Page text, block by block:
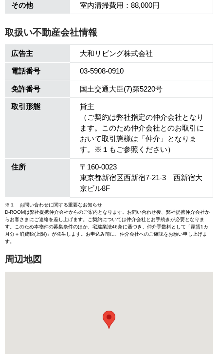
その他 室内清掃費用：88,000円
取扱い不動産会社情報
広告主 大和リビング株式会社
電話番号 03-5908-0910
免許番号 国土交通大臣(7)第5220号
取引形態
貸主
（ご契約は弊社指定の仲介会社となり
ます。このため仲介会社とのお取引に
おいて取引態様は「仲介」となりま
す。※１もご参照ください）
住所
〒160-0023
東京都新宿区西新宿7-21-3 西新宿大
京ビル8F
※１ お問い合わせに関する重要なお知らせ
D-ROOMは弊社提携仲介会社からのご案内となります。お問い合わせ後、弊社提携仲介会社か
らお客さまにご連絡を差し上げます。ご契約については仲介会社とお手続きが必要となりま
す。このため本物件の募集条件のほか、宅建業法46条に基づき、仲介手数料として「家賃1カ
月分＋消費税(上限)」が発生します。お申込み前に、仲介会社へのご確認をお願い申し上げま
す。
周辺地図